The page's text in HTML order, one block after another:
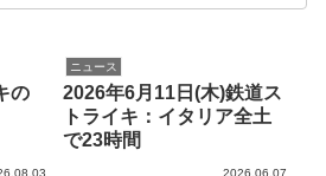
の
ニュース
2026年6月11日(木)鉄道ス
トライキ：イタリア全土
で23時間
2026.06.07